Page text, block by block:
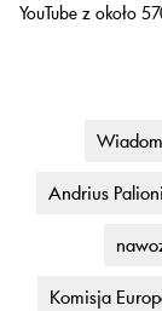
YouTube z około
Andrius
Komisja